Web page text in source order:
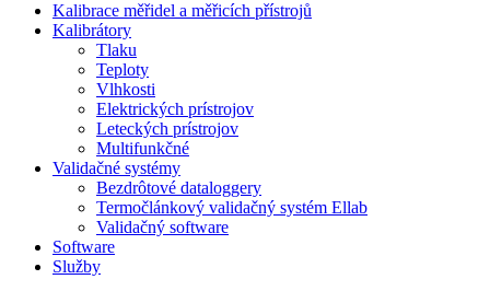
Kalibrace měřidel a měřicích přístrojů
Kalibrátory
Tlaku
Teploty
Vlhkosti
Elektrických prístrojov
Leteckých prístrojov
Multifunkčné
Validačné systémy
Bezdrôtové dataloggery
Termočlánkový validačný systém Ellab
Validačný software
Software
Služby